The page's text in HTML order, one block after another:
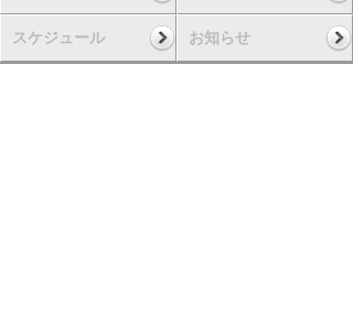
スケジュール お知らせ